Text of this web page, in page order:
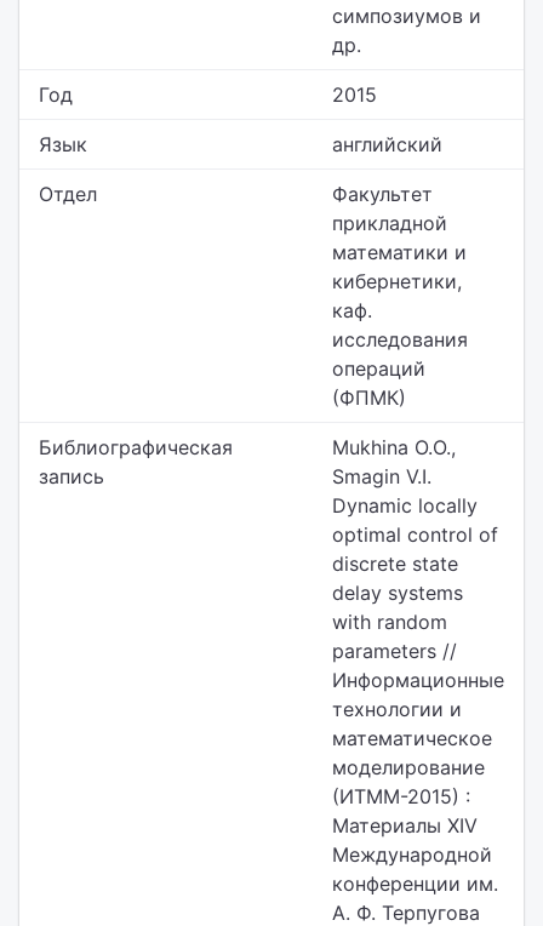
симпозиумов и
др.
Год 2015
Язык английский
Отдел
Факультет
прикладной
математики и
кибернетики,
каф.
исследования
операций
(ФПМК)
Библиографическая
запись
Mukhina O.O.,
Smagin V.I.
Dynamic locally
optimal control of
discrete state
delay systems
with random
parameters //
Информационные
технологии и
математическое
моделирование
(ИТММ-2015) :
Материалы XIV
Международной
конференции им.
А. Ф. Терпугова